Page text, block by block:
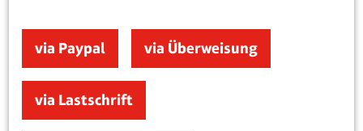
zu Agrargesellschaften, schrieb Murray Bookchin in
seinem 1962 erschienenen Buch „Our Synthetic
erneuerbarer Energien „kulturelle Isolation und
gesellschaftliche Stagnation heraufbeschwört, eine
via Paypal via Überweisung
via Lastschrift